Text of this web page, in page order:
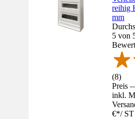
reihig
mm
5 von
(8)
Preis
inkl.
€*/ ST